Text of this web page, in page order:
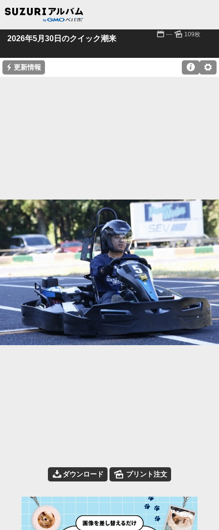
2026年5月30日のクイック潮来 📅 --- 🌄 109枚
⚡ 更新情報 ⚙

📥ダウンロード 🌄 プリント注文